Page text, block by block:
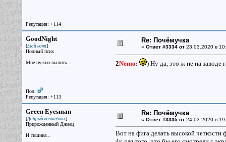
Репутация: +114
GoodNight
[Злой ночи]
Полный псих
Мне нужно выпить...
Пол:
Репутация: +113
Re: Почёмучка
« Ответ #3334 от23.03.2020 в
2Nemo: ) Ну да, это ж не на заводе
Green Eyesman
[Добрый волшебник]
Прирожденный Джаец
И тишина...
Re: Почёмучка
« Ответ #3335 от24.03.2020 в
Вот на фига делать высокой